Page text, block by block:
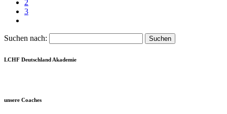
2
3
Suchen nach:
LCHF Deutschland Akademie
unsere Coaches